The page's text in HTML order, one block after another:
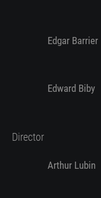
Edgar Barrier
Edward Biby
Director
Arthur Lubin